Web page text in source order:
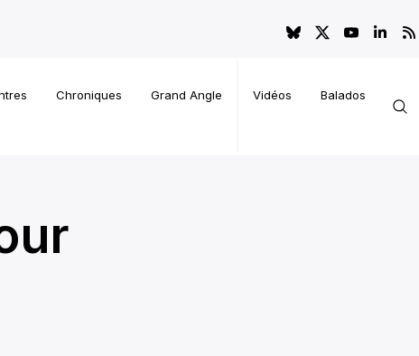
Chroniques Grand Angle Vidéos Balados